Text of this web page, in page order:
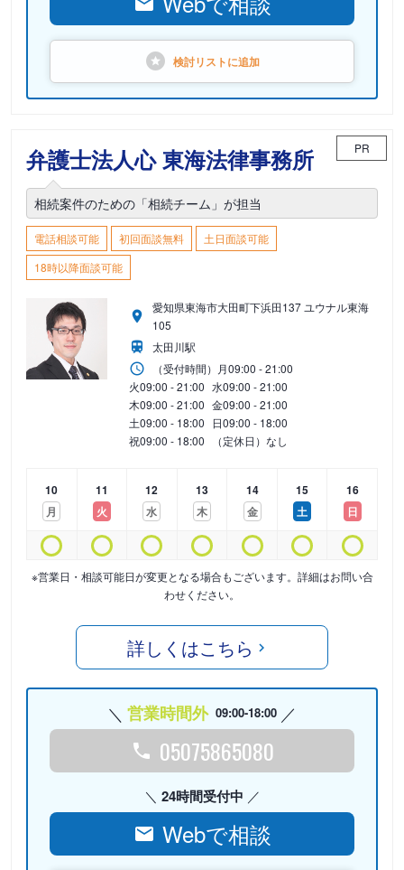
検討リストに追加
弁護士法人心 東海法律事務所 PR
相続案件のための「相続チーム」が担当
電話相談可能 初回面談無料
土日面談可能
18時以降面談可能
愛知県東海市大田町下浜田137 ユウナル東海
105
太田川駅
（受付時間） 月09:00 - 21:00
火09:00 - 21:00 水09:00 - 21:00
木09:00 - 21:00 金09:00 - 21:00
土09:00 - 18:00 日09:00 - 18:00
祝09:00 - 18:00 （定休日）なし
10
月
11
火
12
水
13
木
14
金
15
土
16
日
※営業日・相談可能日が変更となる場合もございます。詳細はお問い合
わせください。
詳しくはこちら
営業時間外 09:00-18:00
05075865080
24時間受付中
Webで相談